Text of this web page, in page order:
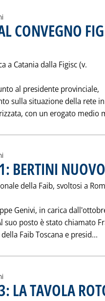
CONVEGNO
a Catania dalla Figisc (v.
al presidente provinciale,
sulla situazione della rete in
con un erogato medio
BERTINI
della Faib, svoltosi a
Genivi, in carica
suo posto è stato chiamato
Faib Toscana e presid...
LA TAVOLA